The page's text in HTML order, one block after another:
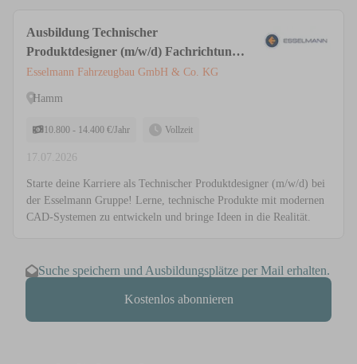
Ausbildung Technischer
Produktdesigner (m/w/d) Fachrichtung
Maschinen- und Anlagenkonstruktion
Esselmann Fahrzeugbau GmbH & Co. KG
Hamm
10.800 - 14.400 €/Jahr Vollzeit
17.07.2026
Starte deine Karriere als Technischer Produktdesigner (m/w/d) bei
der Esselmann Gruppe! Lerne, technische Produkte mit modernen
CAD-Systemen zu entwickeln und bringe Ideen in die Realität.
Suche speichern und Ausbildungsplätze per Mail erhalten.
Kostenlos abonnieren